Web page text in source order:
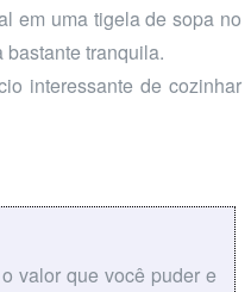
em uma tigela de sopa no
bastante tranquila.
interessante de cozinhar
valor que você puder e